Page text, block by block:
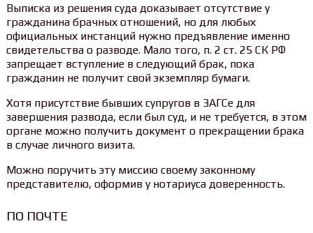
Выписка из решения суда доказывает отсутствие у
гражданина брачных отношений, но для любых
официальных инстанций нужно предъявление именно
свидетельства о разводе. Мало того, п. 2 ст. 25 СК РФ
запрещает вступление в следующий брак, пока
гражданин не получит свой экземпляр бумаги.
Хотя присутствие бывших супругов в ЗАГСе для
завершения развода, если был суд, и не требуется, в этом
органе можно получить документ о прекращении брака
в случае личного визита.
Можно поручить эту миссию своему законному
представителю, оформив у нотариуса доверенность.
ПО ПОЧТЕ